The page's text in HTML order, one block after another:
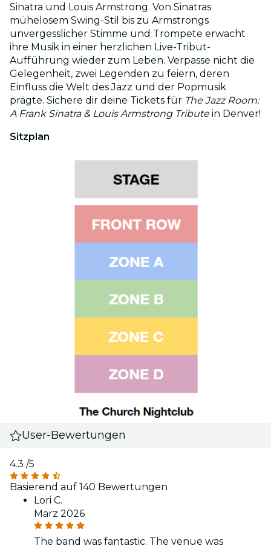
Sinatra und Louis Armstrong. Von Sinatras
mühelosem Swing-Stil bis zu Armstrongs
unvergesslicher Stimme und Trompete erwacht
ihre Musik in einer herzlichen Live-Tribut-
Aufführung wieder zum Leben. Verpasse nicht die
Gelegenheit, zwei Legenden zu feiern, deren
Einfluss die Welt des Jazz und der Popmusik
prägte. Sichere dir deine Tickets für The Jazz Room:
A Frank Sinatra & Louis Armstrong Tributein Denver!
Sitzplan
User-Bewertungen
4.3 /5
Basierend auf 140 Bewertungen
Lori C.
März 2026
The band was fantastic. The venue was